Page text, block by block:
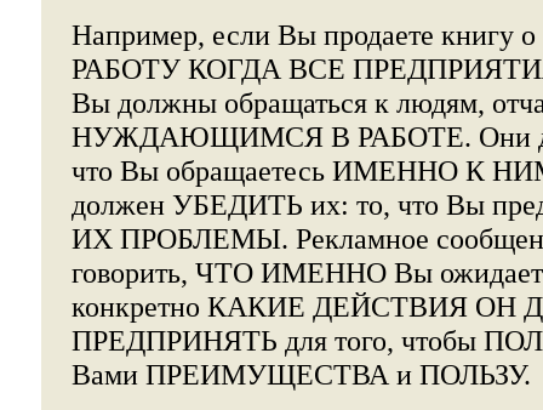
Например, если Вы продаете
РАБОТУ КОГДА ВСЕ
Вы должны обращаться к людям,
НУЖДАЮЩИМСЯ В РАБОТЕ. Они
что Вы обращаетесь ИМЕННО К
должен УБЕДИТЬ их: то, что Вы
ИХ ПРОБЛЕМЫ. Рекламное
говорить, ЧТО ИМЕННО Вы
конкретно КАКИЕ ДЕЙСТВИЯ ОН
ПРЕДПРИНЯТЬ для того, чтобы
Вами ПРЕИМУЩЕСТВА и ПОЛЬЗУ.